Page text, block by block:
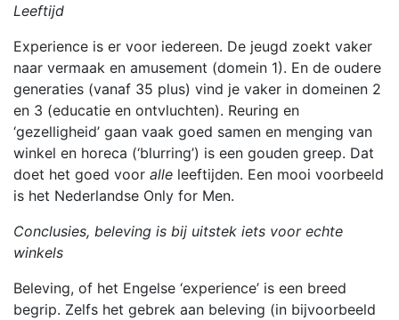
Leeftijd
Experience is er voor iedereen. De jeugd zoekt vaker
naar vermaak en amusement (domein 1). En de oudere
generaties (vanaf 35 plus) vind je vaker in domeinen 2
en 3 (educatie en ontvluchten). Reuring en
‘gezelligheid’ gaan vaak goed samen en menging van
winkel en horeca (‘blurring’) is een gouden greep. Dat
doet het goed voor alle leeftijden. Een mooi voorbeeld
is het Nederlandse Only for Men.
Conclusies, beleving is bij uitstek iets voor echte
winkels
Beleving, of het Engelse ‘experience’ is een breed
begrip. Zelfs het gebrek aan beleving (in bijvoorbeeld